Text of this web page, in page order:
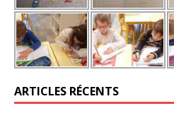
ARTICLES RÉCENTS